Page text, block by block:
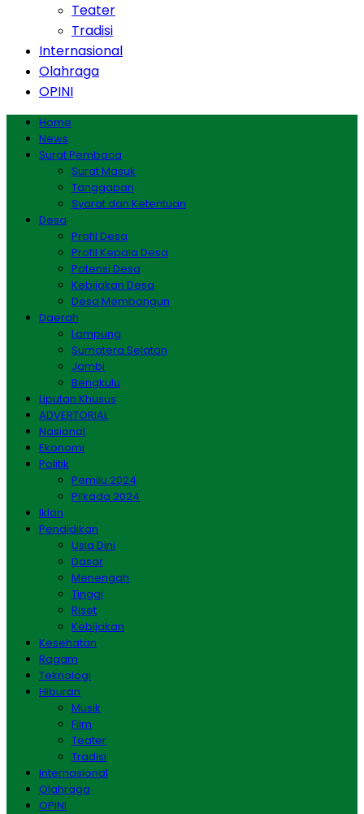
Teater
Tradisi
Internasional
Olahraga
OPINI
Home
News
Surat Pembaca
Surat Masuk
Tanggapan
Syarat dan Ketentuan
Desa
Profil Desa
Profil Kepala Desa
Potensi Desa
Kebijakan Desa
Desa Membangun
Daerah
Lampung
Sumatera Selatan
Jambi
Bengkulu
Liputan Khusus
ADVERTORIAL
Nasional
Ekonomi
Politik
Pemilu 2024
Pilkada 2024
Iklan
Pendidikan
Usia Dini
Dasar
Menengah
Tinggi
Riset
Kebijakan
Kesehatan
Ragam
Teknologi
Hiburan
Musik
Film
Teater
Tradisi
Internasional
Olahraga
OPINI